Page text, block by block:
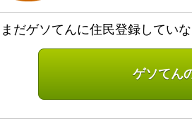
まだゲソてんに住民登録してい
ゲソてん